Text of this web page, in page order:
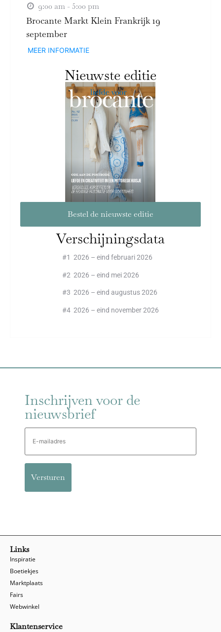
9:00 am - 5:00 pm
Brocante Markt Klein Frankrijk 19
september
MEER INFORMATIE
Nieuwste editie
Bestel de nieuwste editie
Verschijningsdata
#1 2026 – eind februari 2026
#2 2026 – eind mei 2026
#3 2026 – eind augustus 2026
#4 2026 – eind november 2026
Inschrijven voor de
nieuwsbrief
E-
mailadres
Links
Inspiratie
Boetiekjes
Marktplaats
Fairs
Webwinkel
Klantenservice